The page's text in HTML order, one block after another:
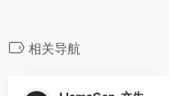
相关导航